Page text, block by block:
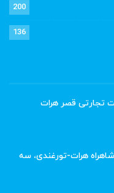
200
136
تجارتی قصر هرات
هرات-تورغندی، سه